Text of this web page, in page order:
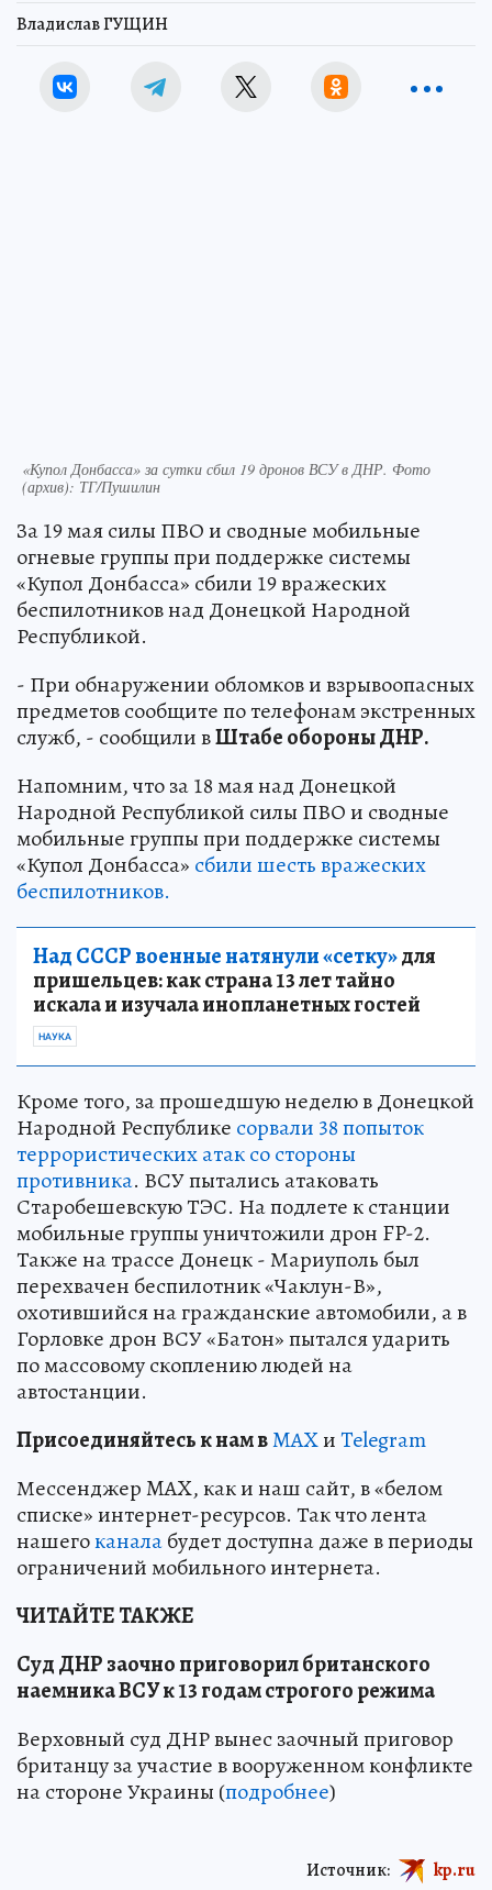
Владислав ГУЩИН
«Купол Донбасса» за сутки сбил 19 дронов ВСУ в ДНР. Фото
(архив): ТГ/Пушилин
За 19 мая силы ПВО и сводные мобильные
огневые группы при поддержке системы
«Купол Донбасса» сбили 19 вражеских
беспилотников над Донецкой Народной
Республикой.
- При обнаружении обломков и взрывоопасных
предметов сообщите по телефонам экстренных
служб, - сообщили вШтабе обороны ДНР.
Напомним, что за 18 мая над Донецкой
Народной Республикой силы ПВО и сводные
мобильные группы при поддержке системы
«Купол Донбасса» сбили шесть вражеских
беспилотников.
Над СССР военные натянули «сетку»для
пришельцев: как страна 13 лет тайно
искала и изучала инопланетных гостей
НАУКА
Кроме того, за прошедшую неделю в Донецкой
Народной Республике сорвали 38 попыток
террористических атак со стороны
противника. ВСУ пытались атаковать
Старобешевскую ТЭС. На подлете к станции
мобильные группы уничтожили дрон FP-2.
Также на трассе Донецк - Мариуполь был
перехвачен беспилотник «Чаклун-В»,
охотившийся на гражданские автомобили, а в
Горловке дрон ВСУ «Батон» пытался ударить
по массовому скоплению людей на
автостанции.
Присоединяйтесь к нам вMAXиTelegram
Мессенджер MAX, как и наш сайт, в «белом
списке» интернет-ресурсов. Так что лента
нашегоканалабудет доступна даже в периоды
ограничений мобильного интернета.
ЧИТАЙТЕ ТАКЖЕ
Суд ДНР заочно приговорил британского
наемника ВСУ к 13 годам строгого режима
Верховный суд ДНР вынес заочный приговор
британцу за участие в вооруженном конфликте
на стороне Украины (подробнее)
Источник: kp.ru